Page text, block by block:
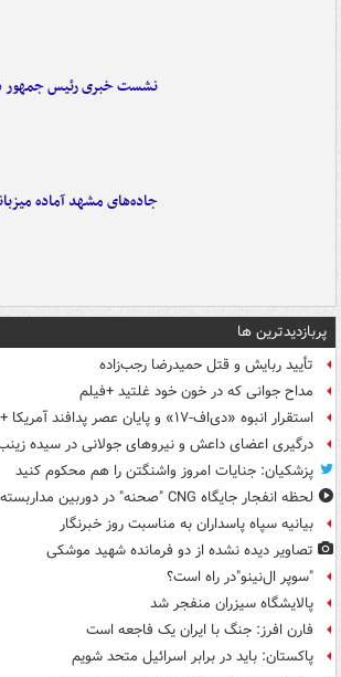
نشست خبری رئیس جمهور
جاده‌های مشهد آماده
پربازدیدترین ها
تأیید ربایش و قتل حمیدرضا رجب‌زاده
مداح جوانی که در خون خود غلتید +فیلم
استقرار انبوه «دی‌اف‑۱۷» و پایان عصر پدافند آمریکا +عکس
درگیری اعضای داعش و نیروهای جولانی در سیده
پزشکیان: جنایات امروز واشنگتن را هم محکوم کنید
لحظه انفجار جایگاه CNG "صحنه" در دوربین مداربسته
بیانیه سپاه پاسداران به مناسبت روز خبرنگار
تصاویر دیده‌ نشده از دو فرمانده شهید موشکی
"سوپر ال‌نینو"در راه است؟
پالایشگاه سیزران منفجر شد
فارن افرز: جنگ با ایران یک فاجعه است
پاکستان: باید در برابر اسرائیل متحد شویم